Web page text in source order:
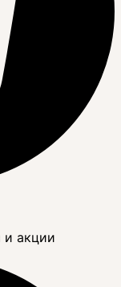
и акции